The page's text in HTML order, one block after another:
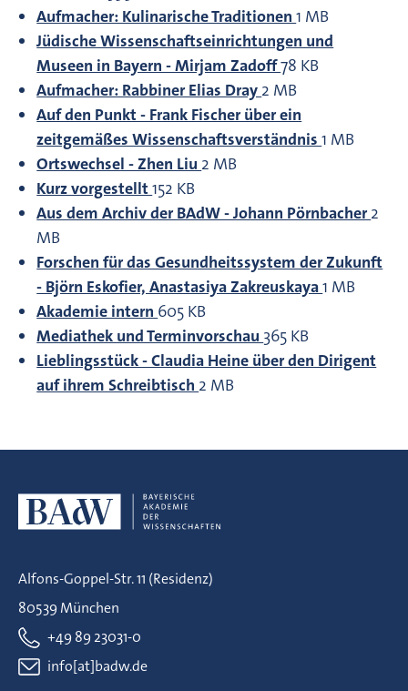
Aufmacher: Kulinarische Traditionen1 MB
Jüdische Wissenschaftseinrichtungen und
Museen in Bayern - Mirjam Zadoff78 KB
Aufmacher: Rabbiner Elias Dray 2 MB
Auf den Punkt - Frank Fischer über ein
zeitgemäßes Wissenschaftsverständnis1 MB
Ortswechsel - Zhen Liu 2 MB
Kurz vorgestellt152 KB
Aus dem Archiv der BAdW - Johann Pörnbacher 2
MB
Forschen für das Gesundheitssystem der Zukunft
- Björn Eskofier, Anastasiya Zakreuskaya1 MB
Akademie intern 605 KB
Mediathek und Terminvorschau 365 KB
Lieblingsstück - Claudia Heine über den Dirigent
auf ihrem Schreibtisch 2 MB
Alfons-Goppel-Str. 11 (Residenz)
80539 München
+49 89 23031-0
info[at]badw.de